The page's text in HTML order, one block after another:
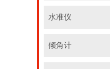
水准仪
倾角计